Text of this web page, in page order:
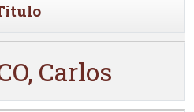
Carlos